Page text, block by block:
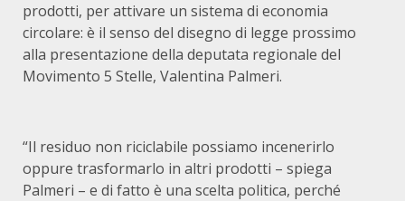
prodotti, per attivare un sistema di economia
circolare: è il senso del disegno di legge prossimo
alla presentazione della deputata regionale del
Movimento 5 Stelle, Valentina Palmeri.
“Il residuo non riciclabile possiamo incenerirlo
oppure trasformarlo in altri prodotti – spiega
Palmeri – e di fatto è una scelta politica, perché